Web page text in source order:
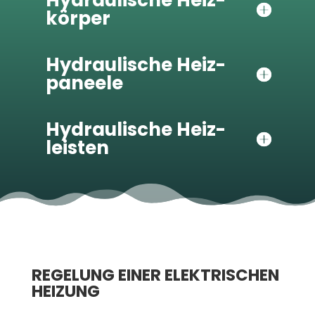
kör­per
Hydrau­li­sche Heiz­
pa­neele
Hydrau­li­sche Heiz­
leis­ten
REGE­LUNG EINER ELEK­TRI­SCHEN
HEI­ZUNG